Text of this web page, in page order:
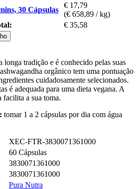
30 Cápsulas
€ 17,79
(€ 658,89 / kg)
€ 35,58
tradição e é conhecido pelas suas
orgânico tem uma pontuação
cuidadosamente selecionados.
é adequada para uma dieta vegana. A
facilita a sua toma.
tomar 1 a 2 cápsulas por dia com água
XEC-FTR-3830071361000
60 Cápsulas
3830071361000
3830071361000
Pura Nutra